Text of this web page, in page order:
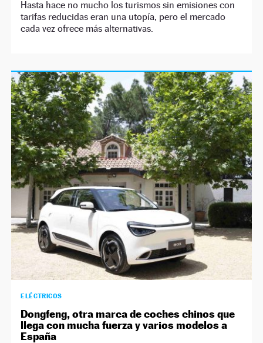
Hasta hace no mucho los turismos sin emisiones con
tarifas reducidas eran una utopía, pero el mercado
cada vez ofrece más alternativas.
ELÉCTRICOS
Dongfeng, otra marca de coches chinos que
llega con mucha fuerza y varios modelos a
España